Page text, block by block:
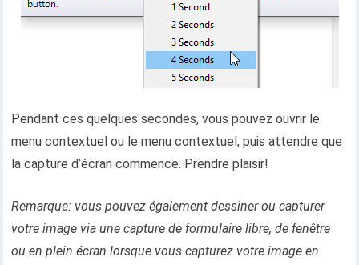
Pendant ces quelques secondes, vous pouvez ouvrir le
menu contextuel ou le menu contextuel, puis attendre que
la capture d’écran commence. Prendre plaisir!
Remarque: vous pouvez également dessiner ou capturer
votre image via une capture de formulaire libre, de fenêtre
ou en plein écran lorsque vous capturez votre image en